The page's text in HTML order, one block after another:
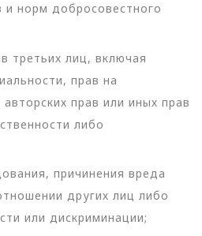
норм добросовестного
третьих лиц, включая
прав на
прав или иных прав
либо
причинения вреда
других лиц либо
или дискриминации;